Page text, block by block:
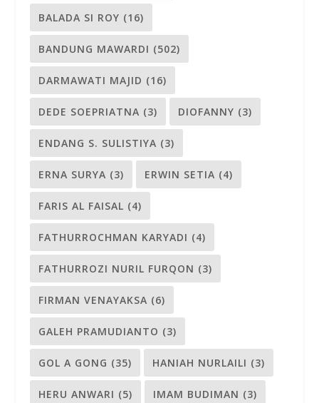
BALADA SI ROY (16)
BANDUNG MAWARDI (502)
DARMAWATI MAJID (16)
DEDE SOEPRIATNA (3) DIOFANNY (3)
ENDANG S. SULISTIYA (3)
ERNA SURYA (3) ERWIN SETIA (4)
FARIS AL FAISAL (4)
FATHURROCHMAN KARYADI (4)
FATHURROZI NURIL FURQON (3)
FIRMAN VENAYAKSA (6)
GALEH PRAMUDIANTO (3)
GOL A GONG (35) HANIAH NURLAILI (3)
HERU ANWARI (5) IMAM BUDIMAN (3)